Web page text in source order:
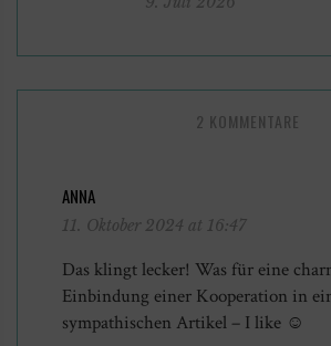
2 KOMMENTARE
ANNA
11. Oktober 2024 at 16:47
Das klingt lecker! Was für eine
Einbindung einer Kooperation in
sympathischen Artikel – I like ☺️